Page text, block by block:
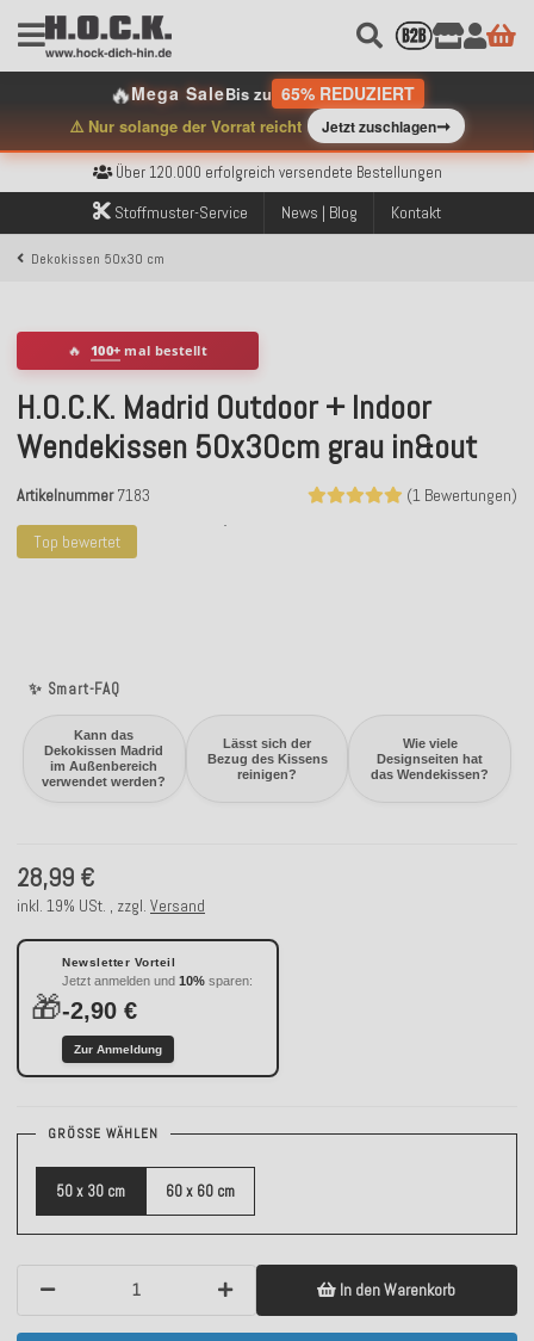
🔥Mega SaleBis zu 65% REDUZIERT
⚠️ Nur solange der Vorrat reicht Jetzt zuschlagen➞
Kostenloser Versand innerhalb Deutschlands ab 99€ Bestellwert
Über 120.000 erfolgreich versendete Bestellungen
Sicher bezahlen mit Klarna, PayPal & Amazon Pay
Kostenloser Versand innerhalb Deutschlands ab 99€ Bestellwert
Über 120.000 erfolgreich versendete Bestellungen
Sicher bezahlen mit Klarna, PayPal & Amazon Pay
Kostenloser Versand innerhalb Deutschlands ab 99€ Bestellwert
Stoffmuster-Service News | Blog Kontakt
Dekokissen 50x30 cm
Top bewertet
✨ Smart-FAQ
Kann das
Dekokissen Madrid
im Außenbereich
verwendet werden?
Lässt sich der
Bezug des Kissens
reinigen?
Wie viele
Designseiten hat
das Wendekissen?
🔥 100+ mal bestellt
H.O.C.K. Madrid Outdoor + Indoor
Wendekissen 50x30cm grau in&out
(1 Bewertungen)
Artikelnummer 7183
28,99 €
inkl. 19% USt. , zzgl. Versand
🎁
Newsletter Vorteil
Jetzt anmelden und 10% sparen:
-2,90 €
Zur Anmeldung
GRÖSSE WÄHLEN
50 x 30 cm 60 x 60 cm
In den Warenkorb